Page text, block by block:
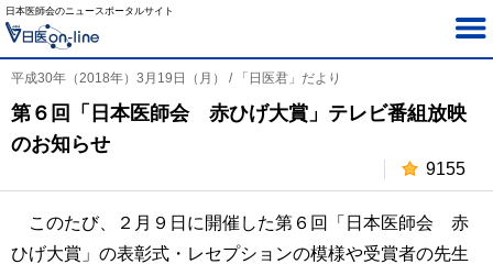
日本医師会のニュースポータルサイト
平成30年（2018年）3月19日（月） / 「日医君」だより
第６回「日本医師会 赤ひげ大賞」テレビ番組放映
のお知らせ
9155
このたび、２月９日に開催した第６回「日本医師会 赤
ひげ大賞」の表彰式・レセプションの模様や受賞者の先生